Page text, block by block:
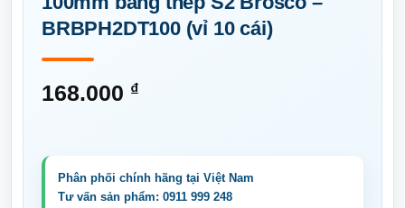
BRBPH2DT100 (vỉ 10 cái)
168.000 ₫